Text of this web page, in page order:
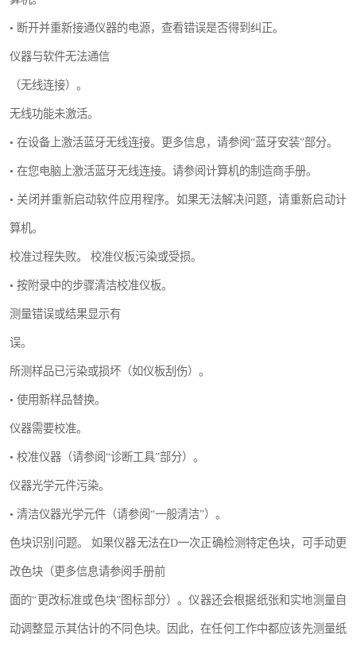
• 断开并重新接通仪器的电源，查看错误是否得到纠正。
仪器与软件无法通信
（无线连接）。
无线功能未激活。
• 在设备上激活蓝牙无线连接。更多信息，请参阅“蓝牙安装”部分。
• 在您电脑上激活蓝牙无线连接。请参阅计算机的制造商手册。
• 关闭并重新启动软件应用程序。如果无法解决问题，请重新启动计
算机。
校准过程失败。 校准仪板污染或受损。
• 按附录中的步骤清洁校准仪板。
测量错误或结果显示有
误。
所测样品已污染或损坏（如仪板刮伤）。
• 使用新样品替换。
仪器需要校准。
• 校准仪器（请参阅“诊断工具”部分）。
仪器光学元件污染。
• 清洁仪器光学元件（请参阅“一般清洁”）。
色块识别问题。 如果仪器无法在D一次正确检测特定色块，可手动更
改色块（更多信息请参阅手册前
面的“更改标准或色块”图标部分）。仪器还会根据纸张和实地测量自
动调整显示其估计的不同色块。因此，在任何工作中都应该先测量纸